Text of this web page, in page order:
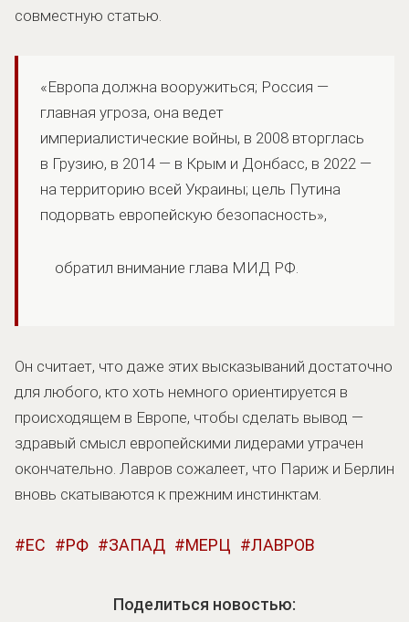
совместную статью.
«Европа должна вооружиться; Россия —
главная угроза, она ведет
империалистические войны, в 2008 вторглась
в Грузию, в 2014 — в Крым и Донбасс, в 2022 —
на территорию всей Украины; цель Путина
подорвать европейскую безопасность»,
обратил внимание глава МИД РФ.
Он считает, что даже этих высказываний достаточно
для любого, кто хоть немного ориентируется в
происходящем в Европе, чтобы сделать вывод —
здравый смысл европейскими лидерами утрачен
окончательно. Лавров сожалеет, что Париж и Берлин
вновь скатываются к прежним инстинктам.
ЕС РФ ЗАПАД МЕРЦ ЛАВРОВ
Поделиться новостью: